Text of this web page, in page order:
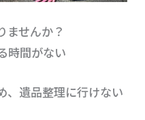
ませんか？
時間がない
、遺品整理に行けない